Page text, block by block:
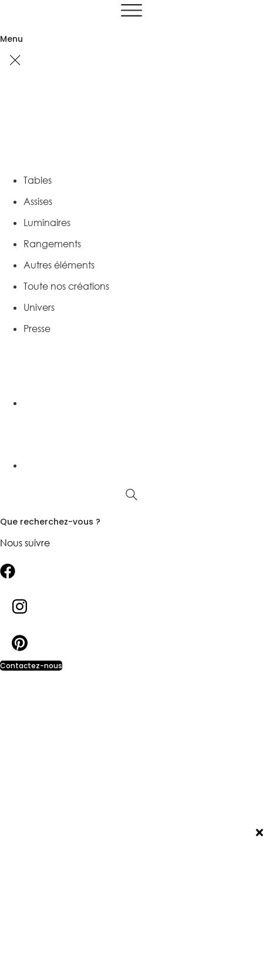
contenu
Menu
Tables
Assises
Luminaires
Rangements
Autres éléments
Toute nos créations
Univers
Presse
Que recherchez-vous ?
Nous suivre
Contactez-nous